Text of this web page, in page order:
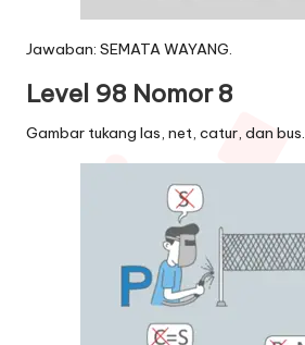
Jawaban: SEMATA WAYANG.
Level 98 Nomor 8
Gambar tukang las, net, catur, dan bus.